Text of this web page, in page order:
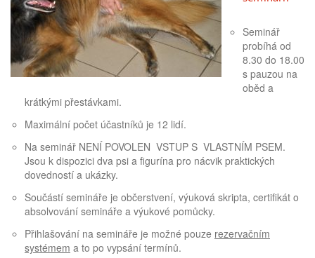
Seminář
probíhá od
8.30 do 18.00
s pauzou na
oběd a
krátkými přestávkami.
Maximální počet účastníků je 12 lidí.
Na seminář NENÍ POVOLEN VSTUP S VLASTNÍM PSEM.
Jsou k dispozici dva psi a figurína pro nácvik praktických
dovedností a ukázky.
Součástí semináře je občerstvení, výuková skripta, certifikát o
absolvování semináře a výukové pomůcky.
Přihlašování na semináře je možné pouze rezervačním
systémem a to po vypsání termínů.